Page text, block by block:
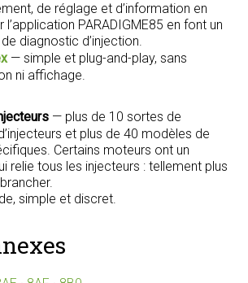
de réglage et d’information en
l’application PARADIGME85 en font un
diagnostic d’injection.
— simple et plug-and-play, sans
ni affichage.
— plus de 10 sortes de
et plus de 40 modèles de
Certains moteurs ont un
relie tous les injecteurs : tellement plus
simple et discret.